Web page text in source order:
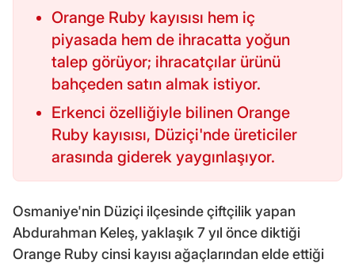
Orange Ruby kayısısı hem iç
piyasada hem de ihracatta yoğun
talep görüyor; ihracatçılar ürünü
bahçeden satın almak istiyor.
Erkenci özelliğiyle bilinen Orange
Ruby kayısısı, Düziçi'nde üreticiler
arasında giderek yaygınlaşıyor.
Osmaniye'nin Düziçi ilçesinde çiftçilik yapan
Abdurahman Keleş, yaklaşık 7 yıl önce diktiği
Orange Ruby cinsi kayısı ağaçlarından elde ettiği